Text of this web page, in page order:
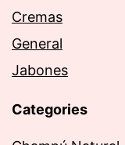
Cremas
General
Jabones
Categories